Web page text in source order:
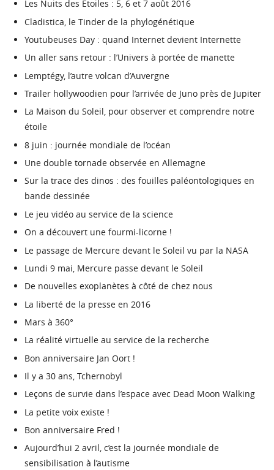
Les Nuits des Etoiles : 5, 6 et 7 août 2016
Cladistica, le Tinder de la phylogénétique
Youtubeuses Day : quand Internet devient Internette
Un aller sans retour : l’Univers à portée de manette
Lemptégy, l’autre volcan d’Auvergne
Trailer hollywoodien pour l’arrivée de Juno près de Jupiter
La Maison du Soleil, pour observer et comprendre notre
étoile
8 juin : journée mondiale de l’océan
Une double tornade observée en Allemagne
Sur la trace des dinos : des fouilles paléontologiques en
bande dessinée
Le jeu vidéo au service de la science
On a découvert une fourmi-licorne !
Le passage de Mercure devant le Soleil vu par la NASA
Lundi 9 mai, Mercure passe devant le Soleil
De nouvelles exoplanètes à côté de chez nous
La liberté de la presse en 2016
Mars à 360°
La réalité virtuelle au service de la recherche
Bon anniversaire Jan Oort !
Il y a 30 ans, Tchernobyl
Leçons de survie dans l’espace avec Dead Moon Walking
La petite voix existe !
Bon anniversaire Fred !
Aujourd’hui 2 avril, c’est la journée mondiale de
sensibilisation à l’autisme